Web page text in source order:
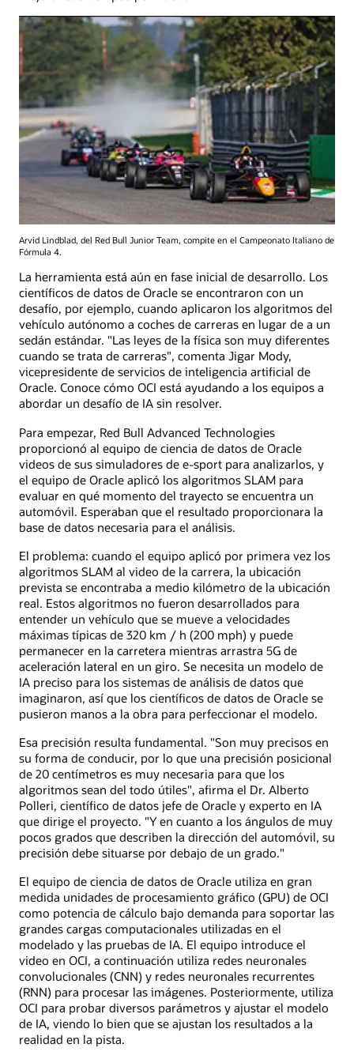
Arvid Lindblad, del Red Bull Junior Team, compite en el Campeonato Italiano de
Fórmula 4.
La herramienta está aún en fase inicial de desarrollo. Los
científicos de datos de Oracle se encontraron con un
desafío, por ejemplo, cuando aplicaron los algoritmos del
vehículo autónomo a coches de carreras en lugar de a un
sedán estándar. "Las leyes de la física son muy diferentes
cuando se trata de carreras", comenta Jigar Mody,
vicepresidente de servicios de inteligencia artificial de
Oracle. Conoce cómo OCI está ayudando a los equipos a
abordar un desafío de IA sin resolver.
Para empezar, Red Bull Advanced Technologies
proporcionó al equipo de ciencia de datos de Oracle
videos de sus simuladores de e-sport para analizarlos, y
el equipo de Oracle aplicó los algoritmos SLAM para
evaluar en qué momento del trayecto se encuentra un
automóvil. Esperaban que el resultado proporcionara la
base de datos necesaria para el análisis.
El problema: cuando el equipo aplicó por primera vez los
algoritmos SLAM al video de la carrera, la ubicación
prevista se encontraba a medio kilómetro de la ubicación
real. Estos algoritmos no fueron desarrollados para
entender un vehículo que se mueve a velocidades
máximas típicas de 320 km / h (200 mph) y puede
permanecer en la carretera mientras arrastra 5G de
aceleración lateral en un giro. Se necesita un modelo de
IA preciso para los sistemas de análisis de datos que
imaginaron, así que los científicos de datos de Oracle se
pusieron manos a la obra para perfeccionar el modelo.
Esa precisión resulta fundamental. "Son muy precisos en
su forma de conducir, por lo que una precisión posicional
de 20 centímetros es muy necesaria para que los
algoritmos sean del todo útiles", afirma el Dr. Alberto
Polleri, científico de datos jefe de Oracle y experto en IA
que dirige el proyecto. "Y en cuanto a los ángulos de muy
pocos grados que describen la dirección del automóvil, su
precisión debe situarse por debajo de un grado."
El equipo de ciencia de datos de Oracle utiliza en gran
medida unidades de procesamiento gráfico (GPU) de OCI
como potencia de cálculo bajo demanda para soportar las
grandes cargas computacionales utilizadas en el
modelado y las pruebas de IA. El equipo introduce el
video en OCI, a continuación utiliza redes neuronales
convolucionales (CNN) y redes neuronales recurrentes
(RNN) para procesar las imágenes. Posteriormente, utiliza
OCI para probar diversos parámetros y ajustar el modelo
de IA, viendo lo bien que se ajustan los resultados a la
realidad en la pista.